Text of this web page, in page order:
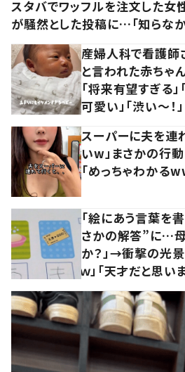
スタバでワッフルを注文した女
が騒然とした投稿に…「知らなか
産婦人科で看護師
と言われた赤ち
「将来有望すぎる
可愛い」「渋い～！」
スーパーに夫を連
いw」まさかの行動
「めっちゃわかる
「絵にあう言葉を
さかの解答”に…母
か？」→衝撃の光
ｗ」「天才だと思い